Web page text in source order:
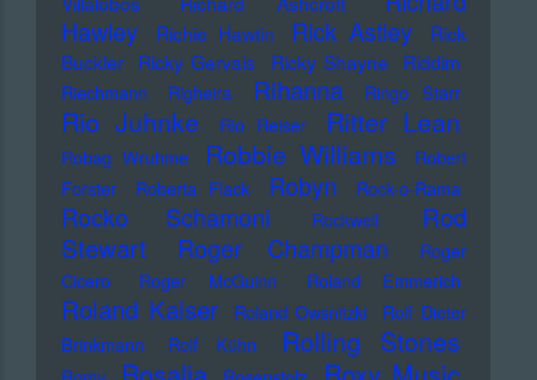
Hawley
Richie Hawtin Rick Astley
Rick
Buckler
Ricky Gervais Ricky Shayne Riddim
Riechmann Righeira Rihanna Ringo Starr
Rio Juhnke Rio Reiser Ritter Lean
Robag Wruhme Robbie Williams
Robert
Forster
Roberta Flack Robyn Rock-o-Rama
Rocko Schamoni Rockwell
Rod
Stewart
Roger Champman
Roger
Cicero
Roger McGuinn Roland Emmerich
Roland Kaiser Roland Owsnitzki
Rolf Dieter
Brinkmann
Rolf Kühn Rolling Stones